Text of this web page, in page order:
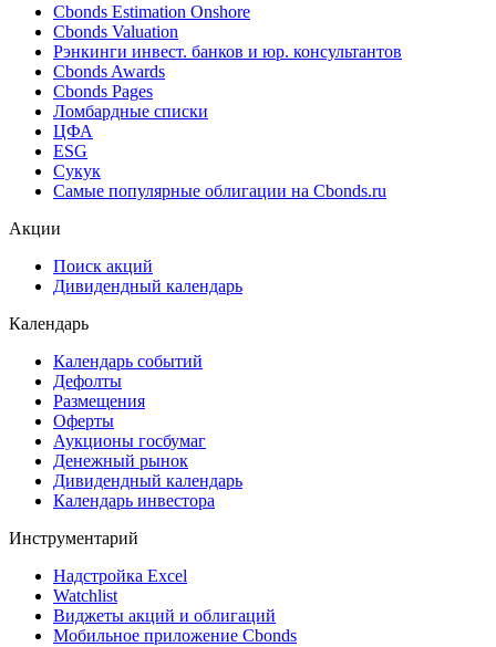
Cbonds Estimation Onshore
Cbonds Valuation
Рэнкинги инвест. банков и юр. консультантов
Cbonds Awards
Cbonds Pages
Ломбардные списки
ЦФА
ESG
Сукук
Самые популярные облигации на Cbonds.ru
Акции
Поиск акций
Дивидендный календарь
Календарь
Календарь событий
Дефолты
Размещения
Оферты
Аукционы госбумаг
Денежный рынок
Дивидендный календарь
Календарь инвестора
Инструментарий
Надстройка Excel
Watchlist
Виджеты акций и облигаций
Мобильное приложение Cbonds